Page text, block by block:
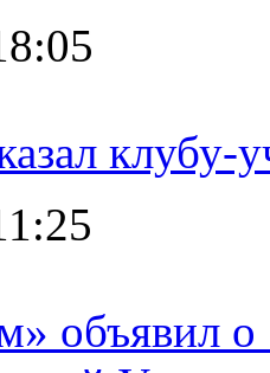
клубу-
объявил